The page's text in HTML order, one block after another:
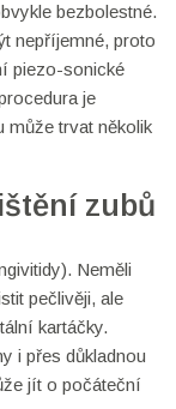
bezbolestné.
nepříjemné, proto
piezo-sonické
je
může trvat několik
zubů
Neměli
pečlivěji, ale
kartáčky.
i přes důkladnou
jít o počáteční